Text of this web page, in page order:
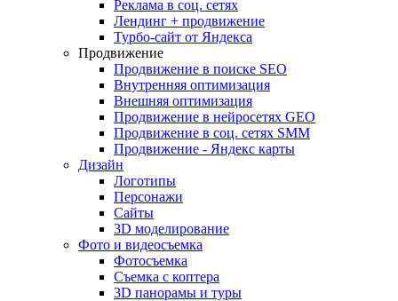
Реклама в соц. сетях
Лендинг + продвижение
Турбо-сайт от Яндекса
Продвижение
Продвижение в поиске SEO
Внутренняя оптимизация
Внешняя оптимизация
Продвижение в нейросетях GEO
Продвижение в соц. сетях SMM
Продвижение - Яндекс карты
Дизайн
Логотипы
Персонажи
Сайты
3D моделирование
Фото и видеосъемка
Фотосъемка
Съемка с коптера
3D панорамы и туры